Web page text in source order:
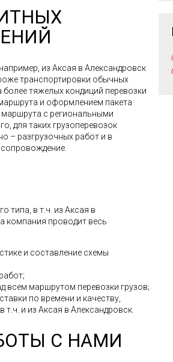
из Аксая в Александровск
транспортировки обычных
тяжелых кондиций перевозки
и оформлением пакета
с региональными
для таких грузоперевозок
– разгрузочных работ и в
типа, в т.ч. из Аксая в
компания проводит весь
и составление схемы
всем маршрутом перевозки грузов;
по времени и качеству,
и из Аксая в Александровск.
С НАМИ